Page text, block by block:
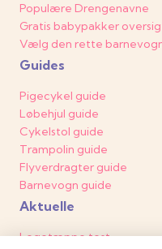
Populære Drengenavne
Gratis babypakker
Vælg den rette
Guides
Pigecykel guide
Løbehjul guide
Cykelstol guide
Trampolin guide
Flyverdragter guide
Barnevogn guide
Aktuelle
Legetæppe test